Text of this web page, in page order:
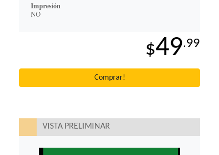
Impresión
NO
$49.99
Comprar!
VISTA PRELIMINAR